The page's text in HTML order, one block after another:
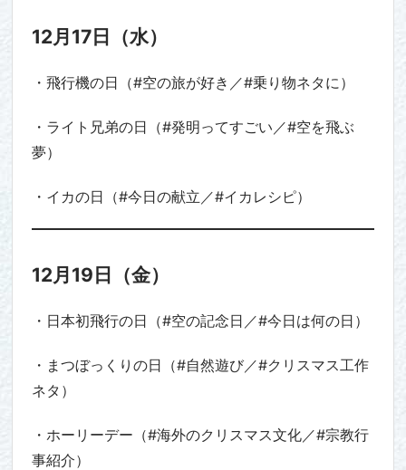
12月17日（水）
・飛行機の日（#空の旅が好き／#乗り物ネタに）
・ライト兄弟の日（#発明ってすごい／#空を飛ぶ
夢）
・イカの日（#今日の献立／#イカレシピ）
12月19日（金）
・日本初飛行の日（#空の記念日／#今日は何の日）
・まつぼっくりの日（#自然遊び／#クリスマス工作
ネタ）
・ホーリーデー（#海外のクリスマス文化／#宗教行
事紹介）